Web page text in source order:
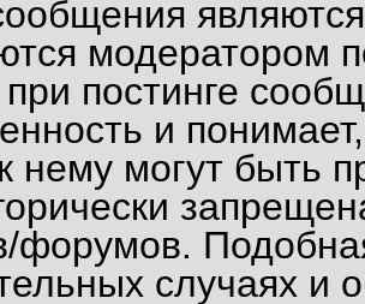
модератором
постинге
и
нему могут быть
форумов.
случаях и